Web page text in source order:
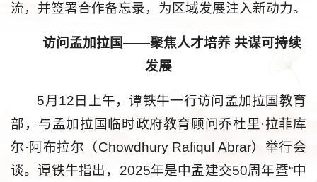
流，并签署合作备忘录，为区域发展注入新动力。
访问孟加拉国——聚焦人才培养 共谋可持续
发展
5月12日上午，谭铁牛一行访问孟加拉国教育
部，与孟加拉国临时政府教育顾问乔杜里·拉菲库
尔·阿布拉尔（Chowdhury Rafiqul Abrar）举行会
谈。谭铁牛指出，2025年是中孟建交50周年暨“中